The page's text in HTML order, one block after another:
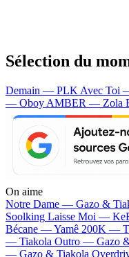
Sélection du
Demain — PLK Avec Toi
— Oboy AMBER — Zola
On aime
Notre Dame — Gazo &
Soolking Laisse Moi —
Bécane —Yamê 200K —
— Tiakola Outro — Gazo
— Gazo & Tiakola